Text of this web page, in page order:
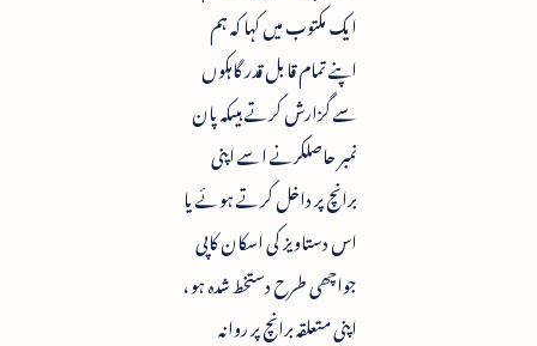
ایک مکتوب میں کہا کہ ہم
اپنے تمام قابل قدر گاہکوں
سے گزارش کرتے ہیںکہ پان
نمبر حاصلکرنے اسے اپنی
برانچ پر داخل کرتے ہوئے یا
اس دستاویز کی اسکان کاپی
جواچھی طرح دستخط شدہ ہو ،
اپنی متعلقہ برانچ پر روانہ